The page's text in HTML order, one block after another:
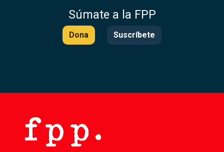
Súmate a la FPP
Dona Suscríbete